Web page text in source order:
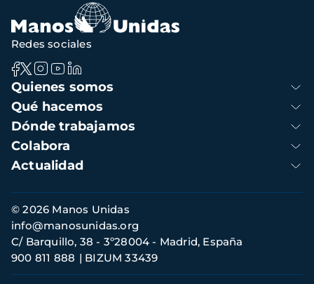
Navegación
principal
Quienes somos
Qué hacemos
Dónde trabajamos
Colabora
Actualidad
Redes sociales
Información
de
contacto
© 2026 Manos Unidas
C/ Barquillo, 38 - 3º28004 - Madrid, España
900 811 888
BIZUM 33439
info@manosunidas.org